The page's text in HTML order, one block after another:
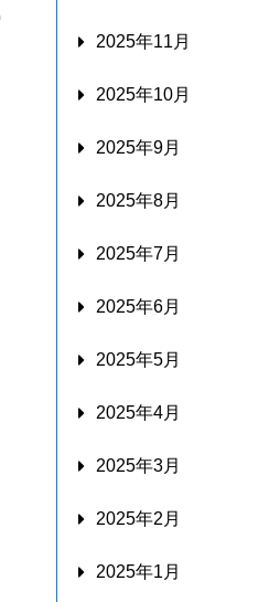
2025年11月
2025年10月
2025年9月
2025年8月
2025年7月
2025年6月
2025年5月
2025年4月
2025年3月
2025年2月
2025年1月